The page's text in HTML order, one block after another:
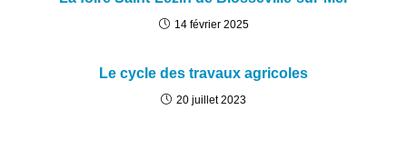
14 février 2025
Le cycle des travaux agricoles
20 juillet 2023